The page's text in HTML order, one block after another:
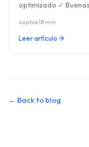
optimizado ✓
sophie·18 min
Leer artículo
← Back to blog